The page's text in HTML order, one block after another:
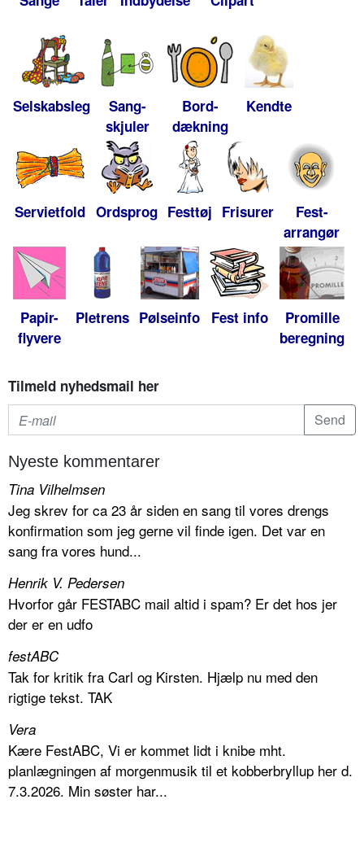
Selskabsleg
Sang-
skjuler
Bord-
dækning
Kendte
Servietfold Ordsprog Festtøj Frisurer
Fest-
arrangør
Papir-
flyvere
Pletrens Pølseinfo Fest info
Promille
beregning
Tilmeld nyhedsmail her
Nyeste kommentarer
Tina Vilhelmsen
Jeg skrev for ca 23 år siden en sang til vores drengs
konfirmation som jeg gerne vil finde igen. Det var en
sang fra vores hund...
Henrik V. Pedersen
Hvorfor går FESTABC mail altid i spam? Er det hos jer
der er en udfo
festABC
Tak for kritik fra Carl og Kirsten. Hjælp nu med den
rigtige tekst. TAK
Vera
Kære FestABC, Vi er kommet lidt i knibe mht.
planlægningen af morgenmusik til et kobberbryllup her d.
7.3.2026. Min søster har...